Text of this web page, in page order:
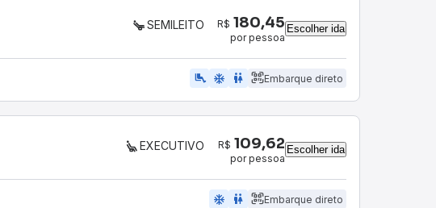
SEMILEITO R$ 180,45
por pessoa
Escolher ida
airline_seat_legroom_extra ac_unit WC Embarque direto
EXECUTIVO R$ 109,62
por pessoa
Escolher ida
ac_unit wc Embarque direto